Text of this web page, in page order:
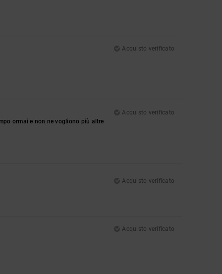
Acquisto verificato
Acquisto verificato
ormai e non ne vogliono più altre
Acquisto verificato
Acquisto verificato